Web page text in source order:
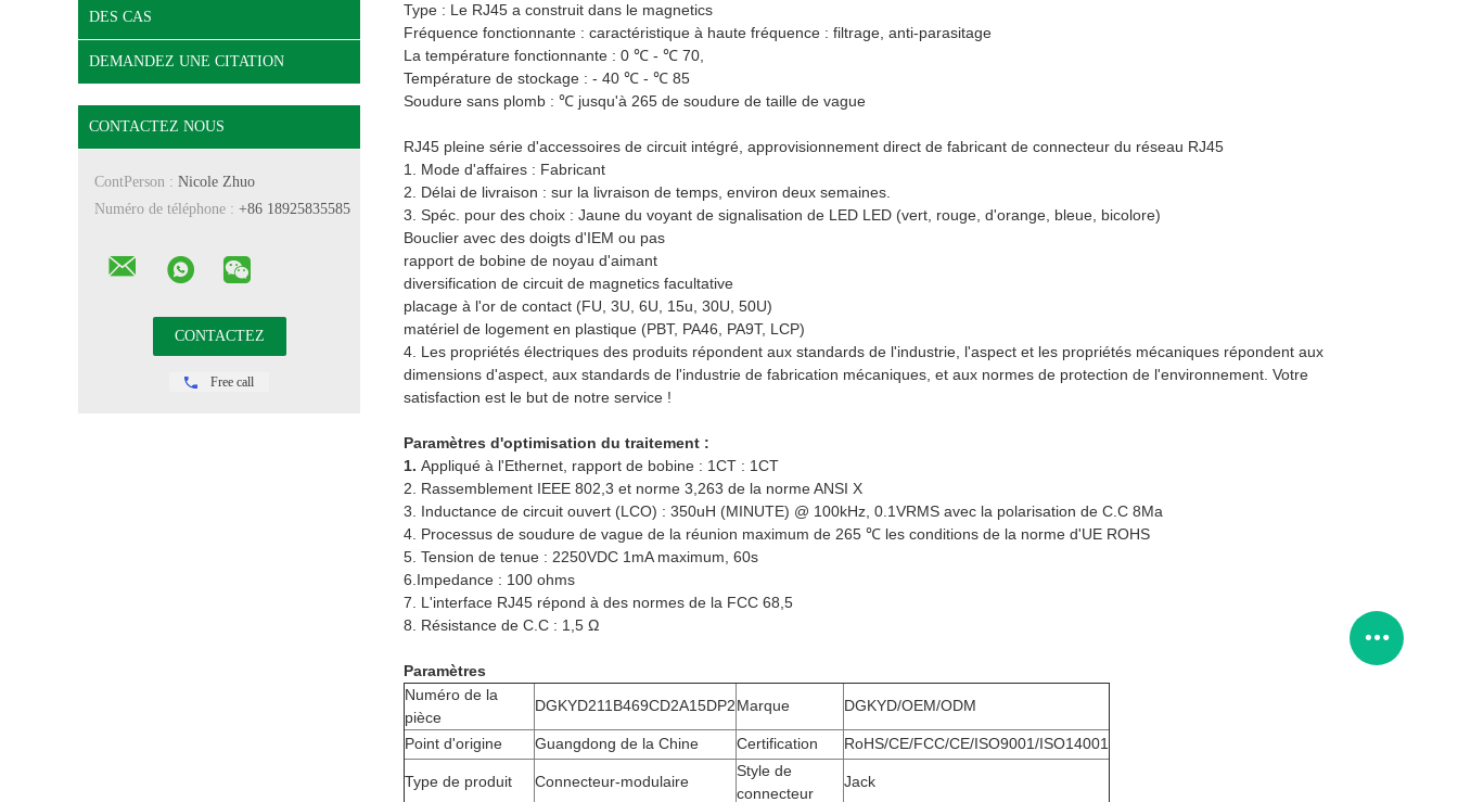
DES CAS
DEMANDEZ UNE CITATION
CONTACTEZ NOUS
ContPerson : Nicole Zhuo
Numéro de téléphone : +86 18925835585
Free call
Type : Le RJ45 a construit dans le magnetics
Fréquence fonctionnante : caractéristique à haute fréquence : filtrage, anti-parasitage
La température fonctionnante : 0 ℃ - ℃ 70,
Température de stockage : - 40 ℃ - ℃ 85
Soudure sans plomb : ℃ jusqu'à 265 de soudure de taille de vague
RJ45 pleine série d'accessoires de circuit intégré, approvisionnement direct de fabricant de connecteur du réseau RJ45
1. Mode d'affaires : Fabricant
2. Délai de livraison : sur la livraison de temps, environ deux semaines.
3. Spéc. pour des choix : Jaune du voyant de signalisation de LED LED (vert, rouge, d'orange, bleue, bicolore)
Bouclier avec des doigts d'IEM ou pas
rapport de bobine de noyau d'aimant
diversification de circuit de magnetics facultative
placage à l'or de contact (FU, 3U, 6U, 15u, 30U, 50U)
matériel de logement en plastique (PBT, PA46, PA9T, LCP)
4. Les propriétés électriques des produits répondent aux standards de l'industrie, l'aspect et les propriétés mécaniques répondent aux
dimensions d'aspect, aux standards de l'industrie de fabrication mécaniques, et aux normes de protection de l'environnement. Votre
satisfaction est le but de notre service !
Paramètres d'optimisation du traitement :
1. Appliqué à l'Ethernet, rapport de bobine : 1CT : 1CT
2. Rassemblement IEEE 802,3 et norme 3,263 de la norme ANSI X
3. Inductance de circuit ouvert (LCO) : 350uH (MINUTE) @ 100kHz, 0.1VRMS avec la polarisation de C.C 8Ma
4. Processus de soudure de vague de la réunion maximum de 265 ℃ les conditions de la norme d'UE ROHS
5. Tension de tenue : 2250VDC 1mA maximum, 60s
6.Impedance : 100 ohms
7. L'interface RJ45 répond à des normes de la FCC 68,5
8. Résistance de C.C : 1,5 Ω
Paramètres
Numéro de la
pièce
DGKYD211B469CD2A15DP2Marque DGKYD/OEM/ODM
Point d'origine Guangdong de la Chine Certification RoHS/CE/FCC/CE/ISO9001/ISO14001
Type de produit Connecteur-modulaire
Style de
connecteur
Jack